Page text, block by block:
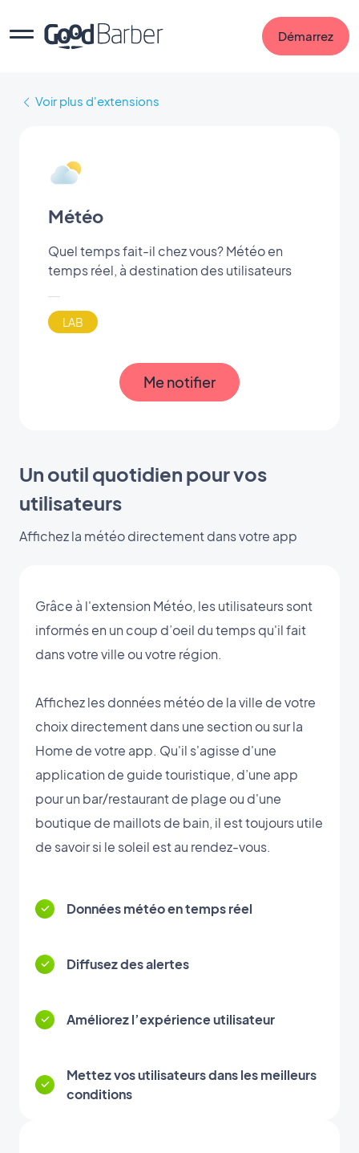
Démarrez
Voir plus d'extensions
Météo
Quel temps fait-il chez vous? Météo en
temps réel, à destination des utilisateurs
LAB
Me notifier
Un outil quotidien pour vos
utilisateurs
Affichez la météo directement dans votre app
Grâce à l'extension Météo, les utilisateurs sont
informés en un coup d’oeil du temps qu'il fait
dans votre ville ou votre région.
Affichez les données météo de la ville de votre
choix directement dans une section ou sur la
Home de votre app. Qu'il s'agisse d'une
application de guide touristique, d’une app
pour un bar/restaurant de plage ou d'une
boutique de maillots de bain, il est toujours utile
de savoir si le soleil est au rendez-vous.
Données météo en temps réel
Diffusez des alertes
Améliorez l’expérience utilisateur
Mettez vos utilisateurs dans les meilleurs
conditions